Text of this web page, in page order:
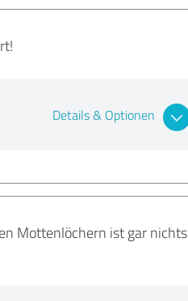
Details & Optionen
Mottenlöchern ist gar nichts